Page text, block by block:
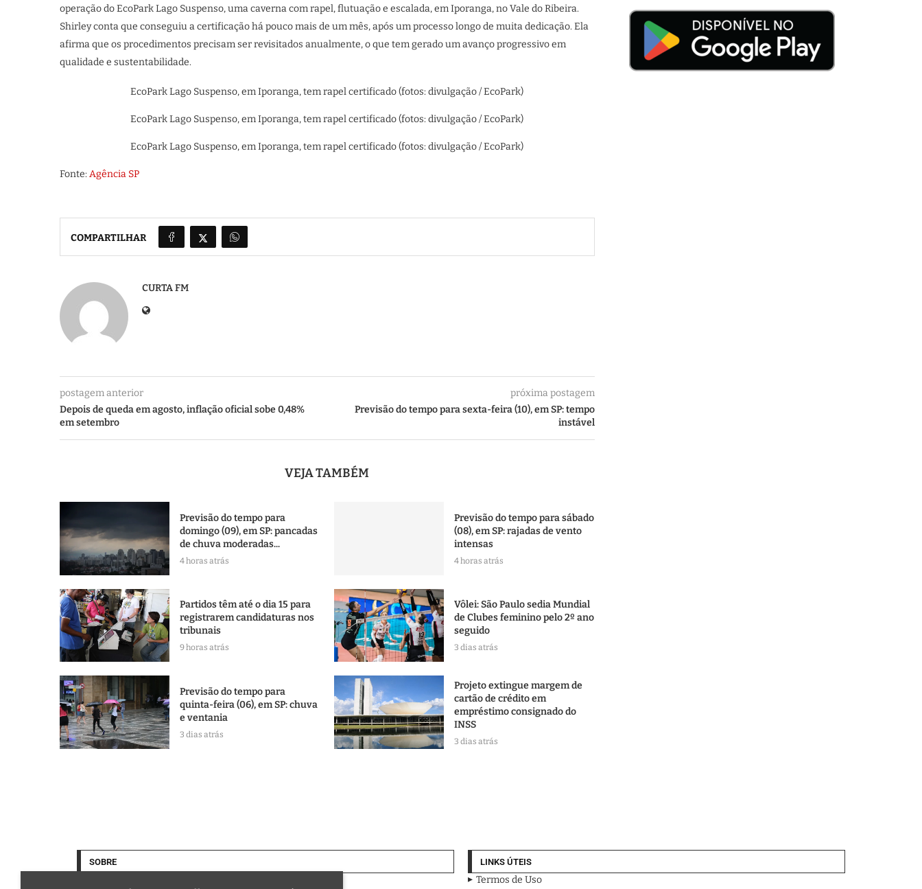
operação do EcoPark Lago Suspenso, uma caverna com rapel, flutuação e escalada, em Iporanga, no Vale do Ribeira.
Shirley conta que conseguiu a certificação há pouco mais de um mês, após um processo longo de muita dedicação. Ela
afirma que os procedimentos precisam ser revisitados anualmente, o que tem gerado um avanço progressivo em
qualidade e sustentabilidade.
EcoPark Lago Suspenso, em Iporanga, tem rapel certificado (fotos: divulgação / EcoPark)
EcoPark Lago Suspenso, em Iporanga, tem rapel certificado (fotos: divulgação / EcoPark)
EcoPark Lago Suspenso, em Iporanga, tem rapel certificado (fotos: divulgação / EcoPark)
Fonte: Agência SP
COMPARTILHAR
CURTA FM
postagem anterior
Depois de queda em agosto, inflação oficial sobe 0,48%
em setembro
próxima postagem
Previsão do tempo para sexta-feira (10), em SP: tempo
instável
VEJA TAMBÉM
Previsão do tempo para
domingo (09), em SP: pancadas
de chuva moderadas...
4 horas atrás
Previsão do tempo para sábado
(08), em SP: rajadas de vento
intensas
4 horas atrás
Partidos têm até o dia 15 para
registrarem candidaturas nos
tribunais
9 horas atrás
Vôlei: São Paulo sedia Mundial
de Clubes feminino pelo 2º ano
seguido
3 dias atrás
Previsão do tempo para
quinta-feira (06), em SP: chuva
e ventania
3 dias atrás
Projeto extingue margem de
cartão de crédito em
empréstimo consignado do
INSS
3 dias atrás
SOBRE LINKS ÚTEIS
Termos de Uso